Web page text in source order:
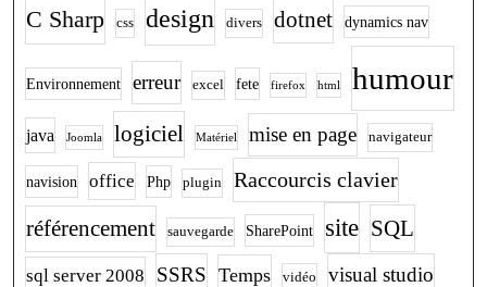
C Sharp
css design divers dotnet dynamics nav
Environnement erreur excel fete firefox html humour
java Joomla logiciel Matériel mise en page navigateur
navision office Php plugin Raccourcis clavier
référencement sauvegarde SharePoint site SQL
sql server 2008 SSRS Temps vidéo visual studio